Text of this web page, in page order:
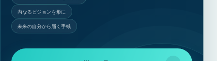
内なるビジョンを形に
未来の自分から届く手紙